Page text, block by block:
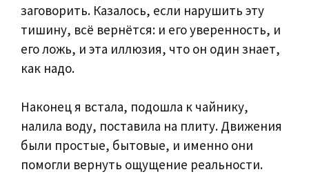
заговорить. Казалось, если нарушить эту
тишину, всё вернётся: и его уверенность, и
его ложь, и эта иллюзия, что он один знает,
как надо.
Наконец я встала, подошла к чайнику,
налила воду, поставила на плиту. Движения
были простые, бытовые, и именно они
помогли вернуть ощущение реальности.